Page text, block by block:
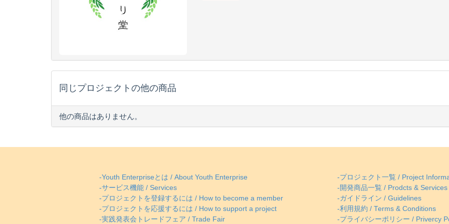
同じプロジェクトの他の商品
他の商品はありません。
-Youth Enterpriseとは / About Youth Enterprise
-プロジェクト一覧 / Project
-サービス機能 / Services
-開発商品一覧 / Prodcts & Services
-プロジェクトを登録するには / How to become a member
-ガイドライン / Guidelines
-プロジェクトを応援するには / How to support a project
-利用規約 / Terms & Conditions
-実践発表会トレードフェア / Trade Fair
-プライバシーポリシー / Privercy